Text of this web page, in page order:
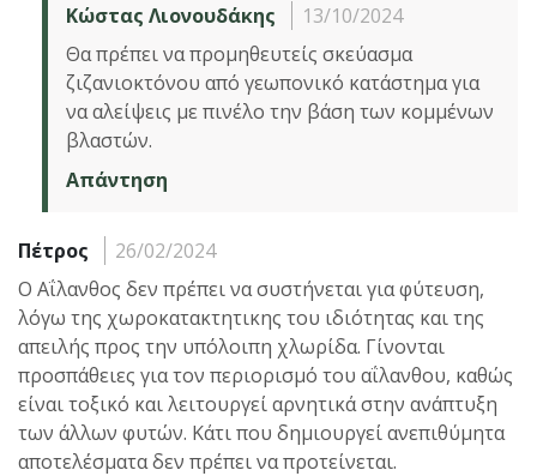
Κώστας Λιονουδάκης
13/10/2024
Θα πρέπει να προμηθευτείς σκεύασμα
ζιζανιοκτόνου από γεωπονικό κατάστημα για
να αλείψεις με πινέλο την βάση των κομμένων
βλαστών.
Απάντηση
Πέτρος
26/02/2024
Ο Αΐλανθος δεν πρέπει να συστήνεται για φύτευση,
λόγω της χωροκατακτητικης του ιδιότητας και της
απειλής προς την υπόλοιπη χλωρίδα. Γίνονται
προσπάθειες για τον περιορισμό του αΐλανθου, καθώς
είναι τοξικό και λειτουργεί αρνητικά στην ανάπτυξη
των άλλων φυτών. Κάτι που δημιουργεί ανεπιθύμητα
αποτελέσματα δεν πρέπει να προτείνεται.